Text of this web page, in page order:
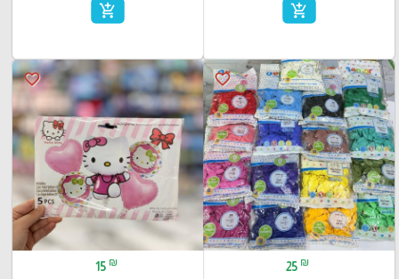
add_shopping_cart
add_shopping_cart
favorite_border
25 ₪
favorite_border
15 ₪